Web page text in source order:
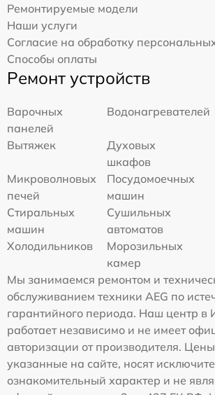
Ремонтируемые модели
Наши услуги
Согласие на обработку
Способы оплаты
Ремонт устройств
Варочных
панелей
Водонагревателей
Вытяжек
Духовых
шкафов
Микроволновых
печей
Посудомоечных
машин
Стиральных
машин
Сушильных
автоматов
Холодильников
Морозильных
камер
Мы занимаемся ремонтом и
обслуживанием техники AEG по
гарантийного периода. Наш центр в
работает независимо и не имеет
авторизации от производителя.
указанные на сайте, носят
ознакомительный характер и не